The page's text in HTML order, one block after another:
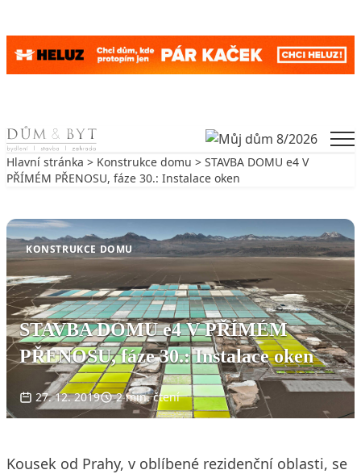
Skip to content
Hlavní stránka > Konstrukce domu > STAVBA DOMU e4 V
PŘÍMÉM PŘENOSU, fáze 30.: Instalace oken
KONSTRUKCE DOMU
STAVBA DOMU e4 V PŘÍMÉM
PŘENOSU, fáze 30.: Instalace oken
27. 12. 2019 2 min. čtení
Kousek od Prahy, v oblíbené rezidenční oblasti, se